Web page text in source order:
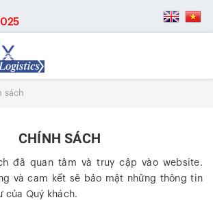
sách
CHÍNH SÁCH
đã quan tâm và truy cập vào website.
và cam kết sẽ bảo mật những thông tin
của Quý khách.